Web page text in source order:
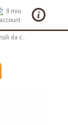
Utensili da cucina: Profile cucchiaione inox